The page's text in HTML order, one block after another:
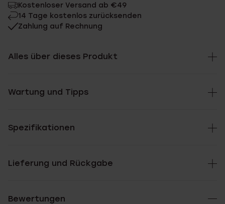
Kostenloser Versand ab €49
14 Tage kostenlos zurücksenden
Zahlung auf Rechnung
Alles über dieses Produkt
Wartung und Tipps
Spezifikationen
Lieferung und Rückgabe
Bewertungen